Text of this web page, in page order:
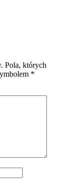
Pola, których
*